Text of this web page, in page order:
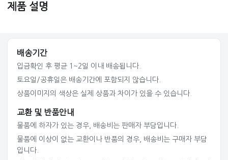
제품 설명
배송기간
입금확인 후 평균 1~2일 이내 배송됩니다.
토요일/공휴일은 배송기간에 포함되지 않습니다.
상품이미지의 색상은 실제 상품과 차이가 있을 수 있습니다.
교환 및 반품안내
물품에 하자가 있는 경우, 배송비는 판매자 부담입니다.
물품에 이상이 없는 교환이나 반품의 경우, 배송비는 구매자 부담
입니다.